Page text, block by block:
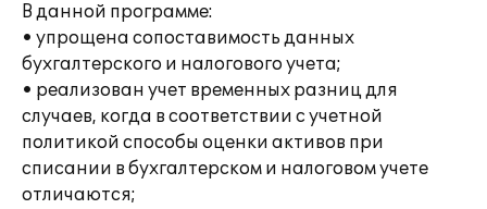
В данной программе:
• упрощена сопоставимость данных
бухгалтерского и налогового учета;
• реализован учет временных разниц для
случаев, когда в соответствии с учетной
политикой способы оценки активов при
списании в бухгалтерском и налоговом учете
отличаются;